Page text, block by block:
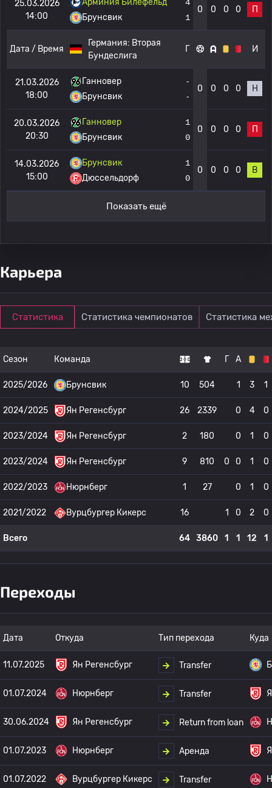
25.03.2026
14:00
Арминия Билефельд
Брунсвик
1
0 0 0 0 П
Дата / Время
Германия: Вторая
Бундеслига
Г И
21.03.2026
18:00
Ганновер
Брунсвик
-
-
0 0 0 0 Н
20.03.2026
20:30
Ганновер
Брунсвик
1
0
0 0 0 0 П
14.03.2026
15:00
Брунсвик
Дюссельдорф
1
0
0 0 0 0 В
Показать ещё
Карьера
Статистика Статистика чемпионатов Статистика
Сезон Команда Г А
2025/2026 Брунсвик 10 504 1 3 1
2024/2025 Ян Регенсбург 26 2339 0 4 0
2023/2024 Ян Регенсбург 2 180 0 1 0
2023/2024 Ян Регенсбург 9 810 0 0 1 0
2022/2023 Нюрнберг 1 27 0 1 0
2021/2022 Вурцбургер Кикерс 16 1 0 2 0
Всего 64 3860 1 1 12 1
Переходы
Дата Откуда Тип перехода Куда
11.07.2025 Ян Регенсбург Transfer
01.07.2024 Нюрнберг Transfer
30.06.2024 Ян Регенсбург Return from loan
01.07.2023 Нюрнберг Аренда
01.07.2022 Вурцбургер Кикерс Transfer